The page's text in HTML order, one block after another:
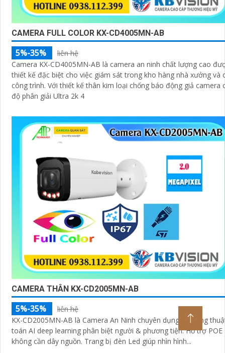
CAMERA FULL COLOR KX-CD4005MN-AB
5%-35%
liên hệ
Camera KX-CD4005MN-AB là camera an ninh chất lượng cao
thiết kế đặc biệt cho việc giám sát trong kho hàng nhà xưởng và
công trình. Với thiết kế thân kim loại chống báo động giả camera có
độ phân giải Ultra 2k 4
CAMERA THÂN KX-CD2005MN-AB
5%-35%
liên hệ
KX-CD2005MN-AB là Camera An Ninh chuyên dụng sử dụng
toán AI deep learning phân biệt người & phương tiện. Hỗ trợ POE
không cần dây nguồn. Trang bị đèn Led giúp nhìn hình...